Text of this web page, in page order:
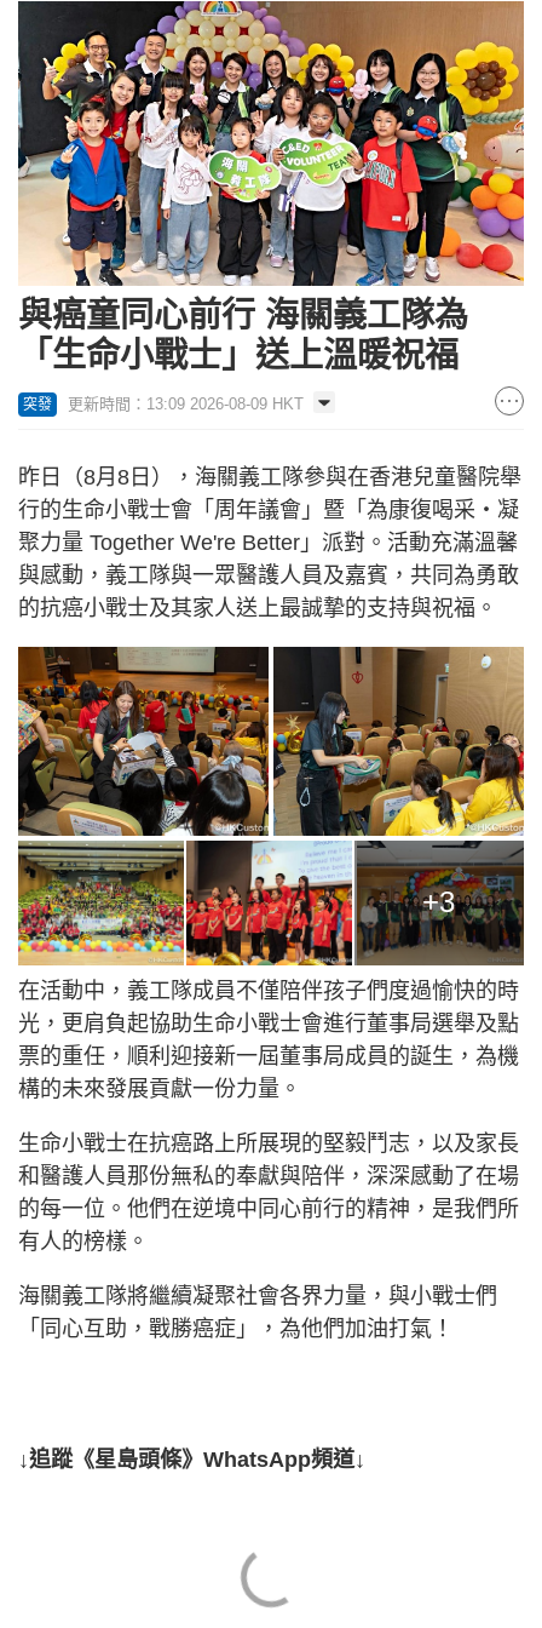
與癌童同心前行 海關義工隊為
「生命小戰士」送上溫暖祝福
突發 更新時間：13:09 2026-08-09 HKT
昨日（8月8日），海關義工隊參與在香港兒童醫院舉
行的生命小戰士會「周年議會」暨「為康復喝采・凝
聚力量 Together We're Better」派對。活動充滿溫馨
與感動，義工隊與一眾醫護人員及嘉賓，共同為勇敢
的抗癌小戰士及其家人送上最誠摯的支持與祝福。
+3
在活動中，義工隊成員不僅陪伴孩子們度過愉快的時
光，更肩負起協助生命小戰士會進行董事局選舉及點
票的重任，順利迎接新一屆董事局成員的誕生，為機
構的未來發展貢獻一份力量。
生命小戰士在抗癌路上所展現的堅毅鬥志，以及家長
和醫護人員那份無私的奉獻與陪伴，深深感動了在場
的每一位。他們在逆境中同心前行的精神，是我們所
有人的榜樣。
海關義工隊將繼續凝聚社會各界力量，與小戰士們
「同心互助，戰勝癌症」，為他們加油打氣！
↓追蹤《星島頭條》WhatsApp頻道↓